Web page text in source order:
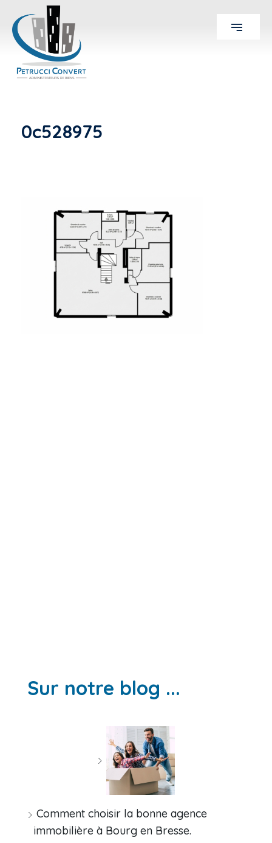
0c528975
Sur notre blog ...
Comment choisir la bonne agence
immobilière à Bourg en Bresse.